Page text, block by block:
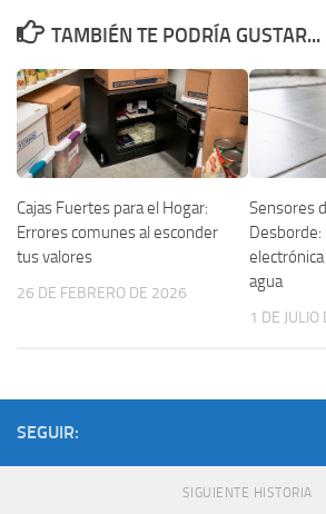
TAMBIÉN TE PODRÍA GUSTAR...
Cajas Fuertes para el Hogar:
Errores comunes al esconder
tus valores
26 DE FEBRERO DE 2026
Sensores
Desborde:
agua
1 DE
SEGUIR:
SIGUIENTE HISTORIA